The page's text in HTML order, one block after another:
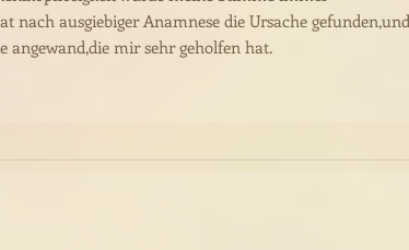
nach ausgiebiger Anamnese die Ursache gefunden,und
angewand,die mir sehr geholfen hat.